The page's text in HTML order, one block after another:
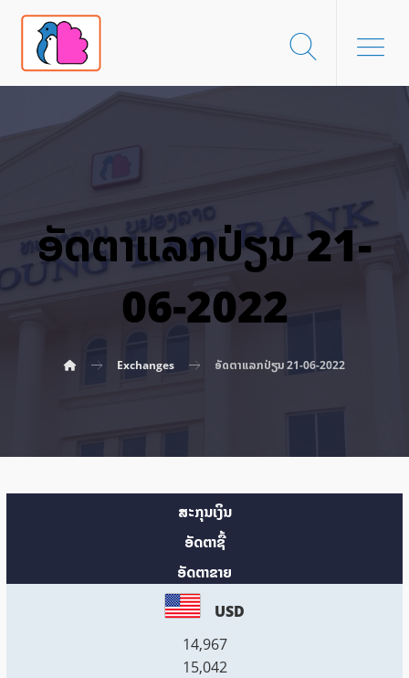
ອັດ​ຕາ​ແລກ​ປ່ຽນ 21-
06-2022
Exchanges ອັດ​ຕາ​ແລກ​ປ່ຽນ 21-06-2022
ສະກຸນເງິນ
ອັດຕາຊື້
ອັດຕາຂາຍ
USD
14,967
15,042